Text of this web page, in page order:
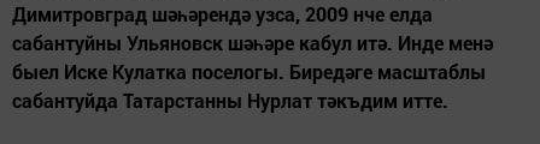
Димитровград шәһәрендә узса, 2009 нче елда
сабантуйны Ульяновск шәһәре кабул итә. Инде менә
быел Иске Кулатка поселогы. Биредәге масштаблы
сабантуйда Татарстанны Нурлат тәкъдим итте.